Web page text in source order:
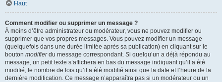
Haut
Comment modifier ou supprimer un message ?
À moins d’être administrateur ou modérateur, vous ne pouvez modifier ou
supprimer que vos propres messages. Vous pouvez modifier un message
(quelquefois dans une durée limitée après sa publication) en cliquant sur le
bouton modifierdu message correspondant. Si quelqu’un a déjà répondu au
message, un petit texte s’affichera en bas du message indiquant qu’il a été
modifié, le nombre de fois qu’il a été modifié ainsi que la date et l’heure de la
dernière modification. Ce message n’apparaîtra pas si un modérateur ou un